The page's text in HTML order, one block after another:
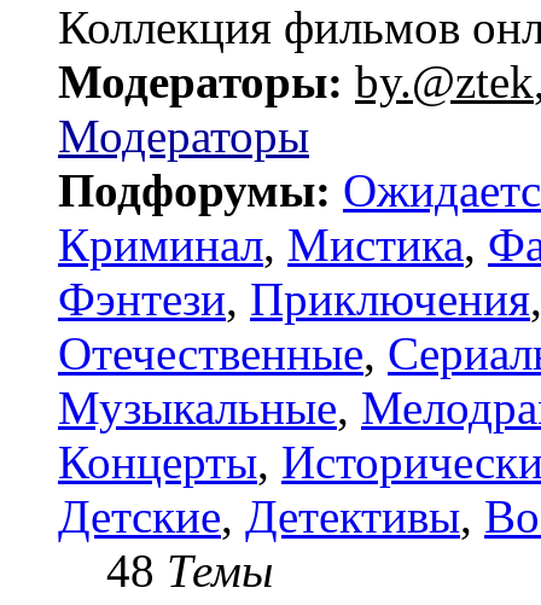
Коллекция фильмов
Модераторы: by.@ztek
Модераторы
Подфорумы:
Криминал, Мистика,
Фэнтези, Приключения
Отечественные,
Музыкальные,
Концерты,
Детские, Детективы,
48 Темы